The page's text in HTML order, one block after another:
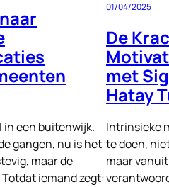
in een buitenwijk.
gangen, nu is het
maar de
iemand zegt:
01/04/2025
De
met
Hatay
Intrinsieke
te doen,
maar